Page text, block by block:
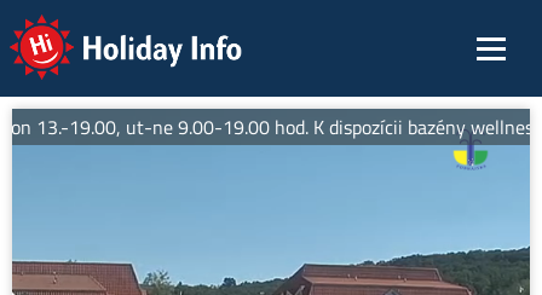
Holiday Info
13.-19.00, ut-ne 9.00-19.00 hod. K dispozícii bazény